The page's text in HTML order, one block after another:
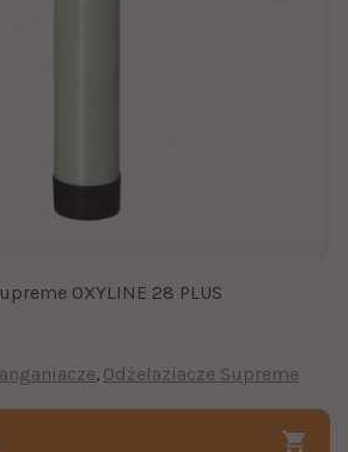
OXYLINE 28 PLUS
Odżelaziacze Supreme